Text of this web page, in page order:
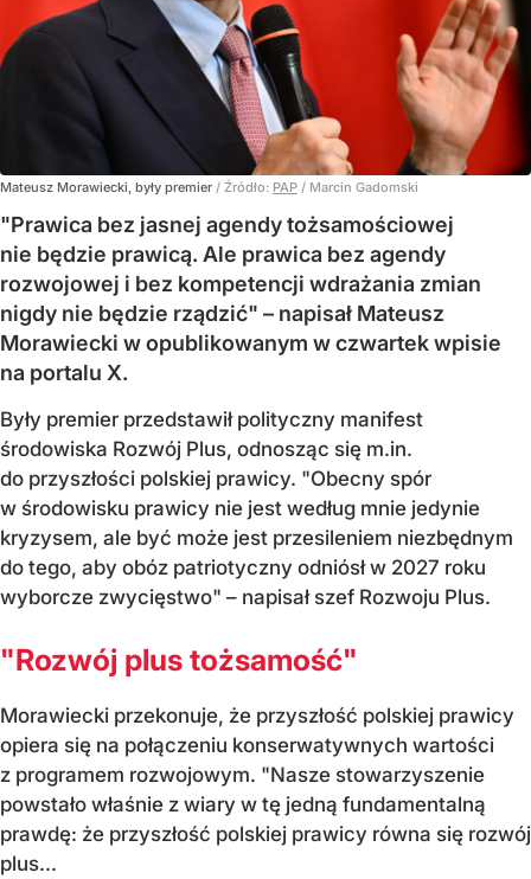
Mateusz Morawiecki, były premier / Źródło: PAP / Marcin Gadomski
"Prawica bez jasnej agendy tożsamościowej
nie będzie prawicą. Ale prawica bez agendy
rozwojowej i bez kompetencji wdrażania zmian
nigdy nie będzie rządzić" – napisał Mateusz
Morawiecki w opublikowanym w czwartek wpisie
na portalu X.
Były premier przedstawił polityczny manifest
środowiska Rozwój Plus, odnosząc się m.in.
do przyszłości polskiej prawicy. "Obecny spór
w środowisku prawicy nie jest według mnie jedynie
kryzysem, ale być może jest przesileniem niezbędnym
do tego, aby obóz patriotyczny odniósł w 2027 roku
wyborcze zwycięstwo" – napisał szef Rozwoju Plus.
"Rozwój plus tożsamość"
Morawiecki przekonuje, że przyszłość polskiej prawicy
opiera się na połączeniu konserwatywnych wartości
z programem rozwojowym. "Nasze stowarzyszenie
powstało właśnie z wiary w tę jedną fundamentalną
prawdę: że przyszłość polskiej prawicy równa się rozwój
plus...